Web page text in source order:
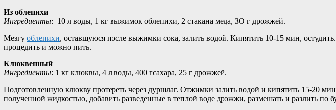
Из облепихи
Ингредиенты: 10 л воды, 1 кг выжимок облепихи, 2 стакана меда, ЗО г дрожжей.
Мезгу облепихи, оставшуюся после выжимки сока, залить водой. Кипятить 10-15 мин,
процедить и можно пить.
Клюквенный
Ингредиенты: 1 кг клюквы, 4 л воды, 400 гсахара, 25 г дрожжей.
Подготовленную клюкву протереть через дуршлаг. Отжимки залить водой и кипятить 15-20
полученной жидкостью, добавить разведенные в теплой воде дрожжи, размешать и разлить по